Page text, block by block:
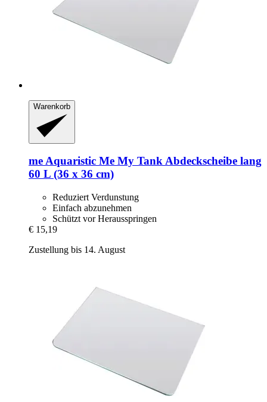
Warenkorb
me Aquaristic Me My Tank Abdeckscheibe lang
60 L (36 x 36 cm)
Reduziert Verdunstung
Einfach abzunehmen
Schützt vor Herausspringen
€ 15,19
Zustellung bis 14. August